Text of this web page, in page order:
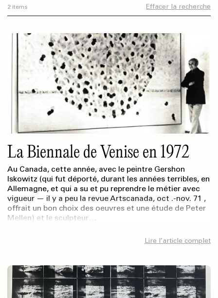
2 items Effacer la recherche
La Biennale de Venise en 1972
Au Canada, cette année, avec le peintre Gershon
Iskowitz (qui fut déporté, durant les années terribles, en
Allemagne, et qui a su et pu reprendre le métier avec
vigueur — il y a peu la revue Artscanada, oct .-nov. 71 ,
offrait un bon choix des oeuvres et une étude de Peter
Mellen) et le sculpteur…
Lire l’article complet